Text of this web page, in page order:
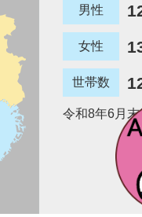
男性
女性
世帯数
令和8年6月末